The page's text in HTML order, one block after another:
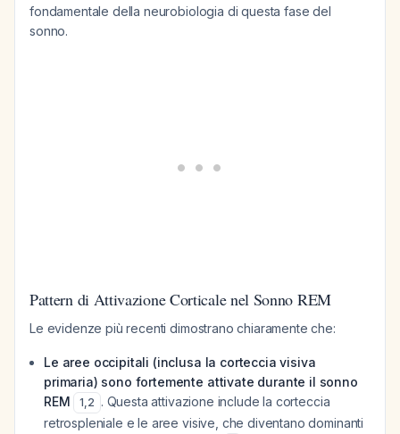
fondamentale della neurobiologia di questa fase del
sonno.
Pattern di Attivazione Corticale nel Sonno REM
Le evidenze più recenti dimostrano chiaramente che:
Le aree occipitali (inclusa la corteccia visiva
primaria) sono fortemente attivate durante il sonno
REM
1,2 . Questa attivazione include la corteccia
retrospleniale e le aree visive, che diventano dominanti